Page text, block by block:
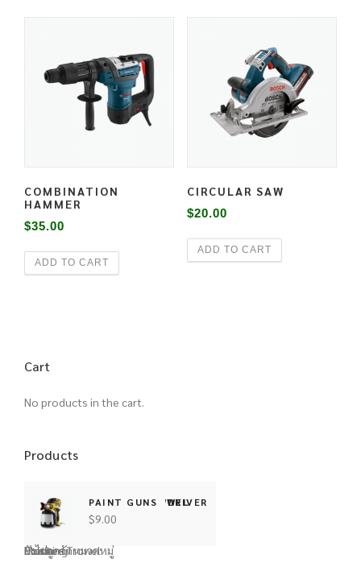
COMBINATION
HAMMER
$35.00
ADD TO CART
CIRCULAR SAW
$20.00
ADD TO CART
Cart
No products in the cart.
Products
SCREW SCREWDRIVER
$9.00
SAWS
$3.00
SANDER
$9.00
POINTED TROWEL
$9.00
PAINT GUNS
$9.00
Product Categories
Clothing
Music
Pointed Trowel
Posters
ยังไม่ถูกจัดหมวดหมู่